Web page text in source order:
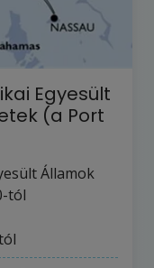
Egyesült
(a Port
Államok
tól